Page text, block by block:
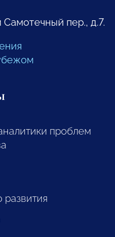
Самотечный пер., д.7.
проблем
развития